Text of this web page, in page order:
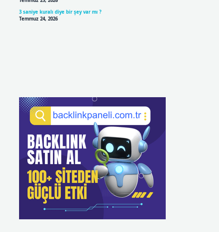
3 saniye kuralı diye bir şey var mı ?
Temmuz 24, 2026